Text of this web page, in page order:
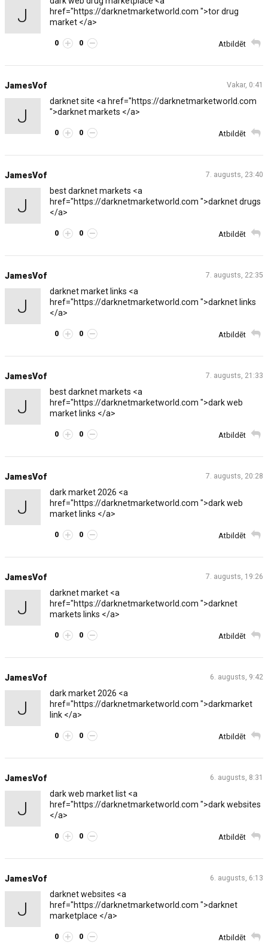
J
href="https://darknetmarketworld.com ">tor drug
market </a>
Atbildēt
0 0
Vakar, 0:41
JamesVof
J
darknet site <a href="https://darknetmarketworld.com
">darknet markets </a>
Atbildēt
0 0
7. augusts, 23:40
JamesVof
J
best darknet markets <a
href="https://darknetmarketworld.com ">darknet drugs
</a>
Atbildēt
0 0
7. augusts, 22:35
JamesVof
J
darknet market links <a
href="https://darknetmarketworld.com ">darknet links
</a>
Atbildēt
0 0
7. augusts, 21:33
JamesVof
J
best darknet markets <a
href="https://darknetmarketworld.com ">dark web
market links </a>
Atbildēt
0 0
7. augusts, 20:28
JamesVof
J
dark market 2026 <a
href="https://darknetmarketworld.com ">dark web
market links </a>
Atbildēt
0 0
7. augusts, 19:26
JamesVof
J
darknet market <a
href="https://darknetmarketworld.com ">darknet
markets links </a>
Atbildēt
0 0
6. augusts, 9:42
JamesVof
J
dark market 2026 <a
href="https://darknetmarketworld.com ">darkmarket
link </a>
Atbildēt
0 0
6. augusts, 8:31
JamesVof
J
dark web market list <a
href="https://darknetmarketworld.com ">dark websites
</a>
Atbildēt
0 0
6. augusts, 6:13
JamesVof
J
darknet websites <a
href="https://darknetmarketworld.com ">darknet
marketplace </a>
Atbildēt
0 0